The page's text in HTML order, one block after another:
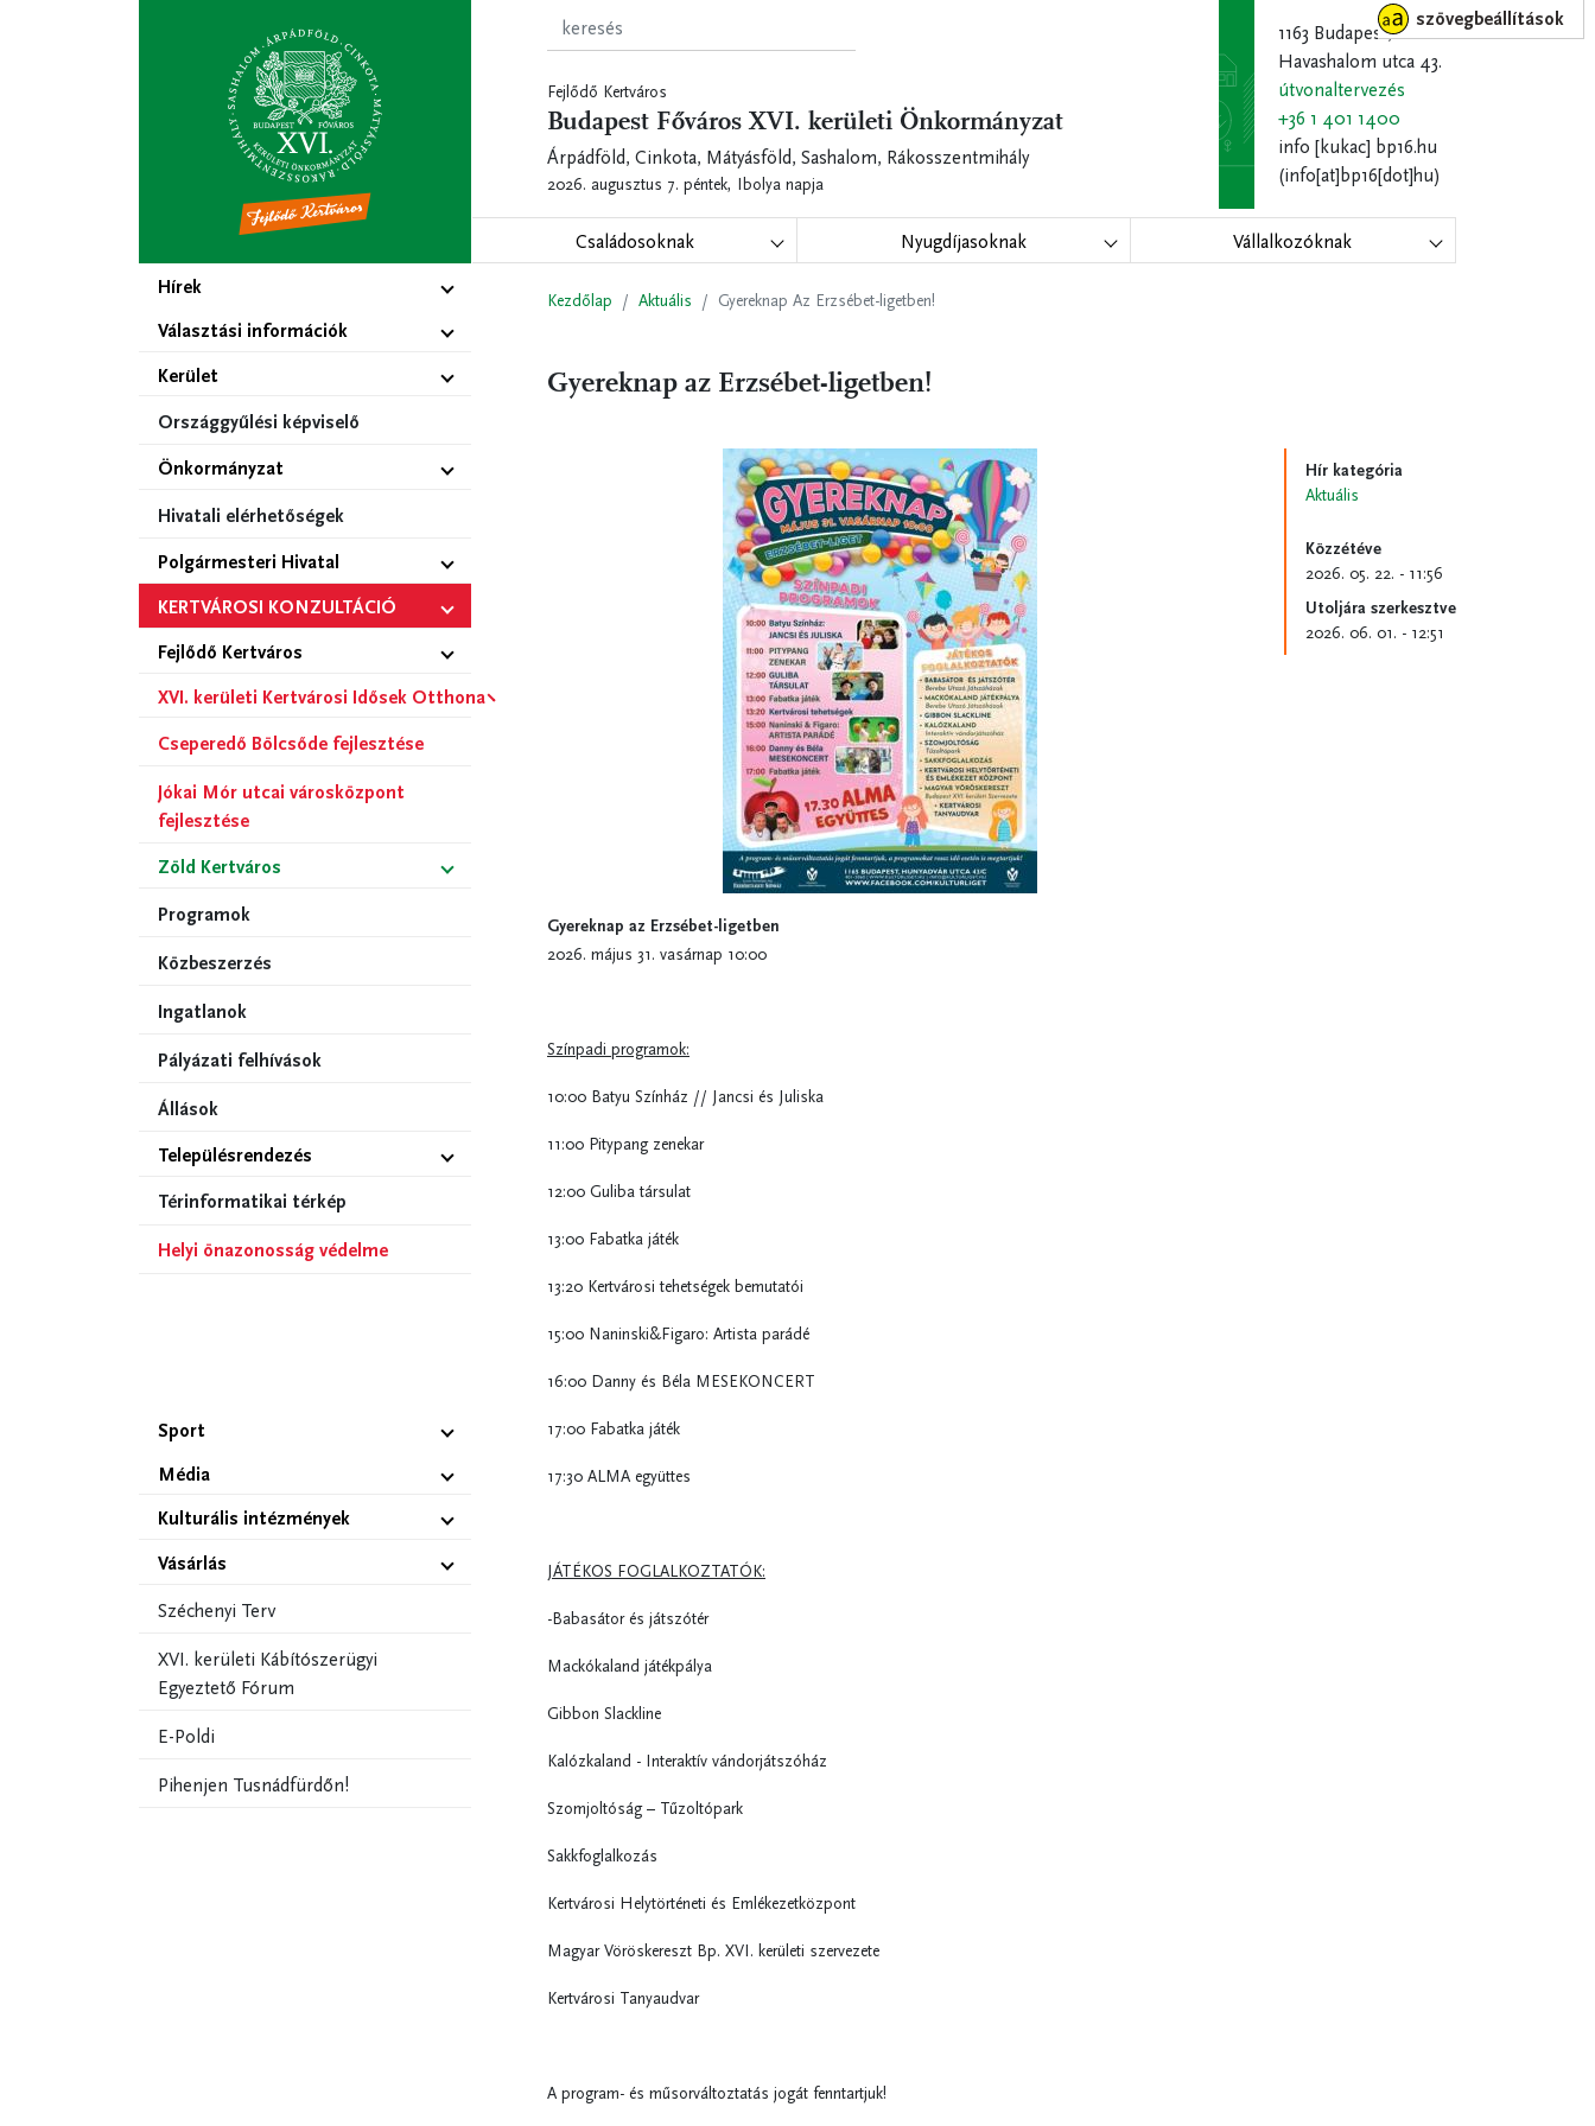
szövegbeállítások
Fejlődő Kertváros
Budapest Főváros XVI. kerületi Önkormányzat
Árpádföld, Cinkota, Mátyásföld, Sashalom, Rákosszentmihály
2026. augusztus 7. péntek, Ibolya napja
1163 Budapest,
Havashalom utca 43.
útvonaltervezés
+36 1 401 1400
info [kukac] bp16.hu
(info[at]bp16[dot]hu)
Családosoknak Nyugdíjasoknak
Vállalkozóknak
Hírek
Választási információk
Kerület
Országgyűlési képviselő
Önkormányzat
Hivatali elérhetőségek
Polgármesteri Hivatal
KERTVÁROSI KONZULTÁCIÓ
Fejlődő Kertváros
XVI. kerületi Kertvárosi Idősek Otthona
Cseperedő Bölcsőde fejlesztése
Jókai Mór utcai városközpont
fejlesztése
Zöld Kertváros
Programok
Közbeszerzés
Ingatlanok
Pályázati felhívások
Állások
Településrendezés
Térinformatikai térkép
Helyi önazonosság védelme
Sport
Média
Kulturális intézmények
Vásárlás
Széchenyi Terv
XVI. kerületi Kábítószerügyi
Egyeztető Fórum
E-Poldi
Pihenjen Tusnádfürdőn!
Kezdőlap Aktuális Gyereknap Az Erzsébet-ligetben!
Gyereknap az Erzsébet-ligetben!
Gyereknap az Erzsébet-ligetben
2026. május 31. vasárnap 10:00
Színpadi programok:
10:00 Batyu Színház // Jancsi és Juliska
11:00 Pitypang zenekar
12:00 Guliba társulat
13:00 Fabatka játék
13:20 Kertvárosi tehetségek bemutatói
15:00 Naninski&Figaro: Artista parádé
16:00 Danny és Béla MESEKONCERT
17:00 Fabatka játék
17:30 ALMA együttes
JÁTÉKOS FOGLALKOZTATÓK:
-Babasátor és játszótér
Mackókaland játékpálya
Gibbon Slackline
Kalózkaland - Interaktív vándorjátszóház
Szomjoltóság – Tűzoltópark
Sakkfoglalkozás
Kertvárosi Helytörténeti és Emlékezetközpont
Magyar Vöröskereszt Bp. XVI. kerületi szervezete
Kertvárosi Tanyaudvar
A program- és műsorváltoztatás jogát fenntartjuk!
Hír kategória
Aktuális
Közzétéve
2026. 05. 22. - 11:56
Utoljára szerkesztve
2026. 06. 01. - 12:51